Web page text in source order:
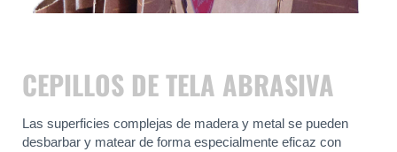
CEPILLOS DE TELA ABRASIVA
Las superficies complejas de madera y metal se pueden
desbarbar y matear de forma especialmente eficaz con